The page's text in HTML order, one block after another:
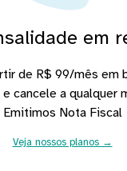
em
de R$ 99/mês em
cancele a qualquer
Emitimos Nota Fiscal
Veja nossos planos →